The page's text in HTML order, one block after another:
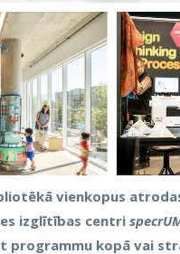
vienkopus
izglītības centri
programmu kopā vai